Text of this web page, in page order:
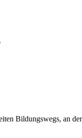
Bildungswegs, an